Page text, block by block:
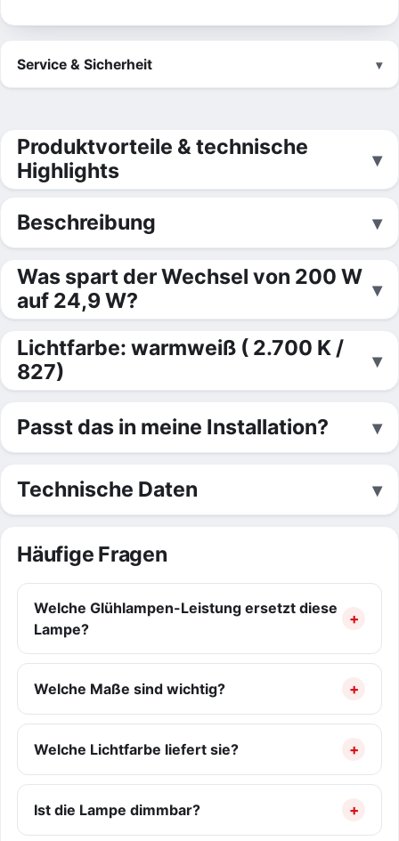
Service & Sicherheit
Produktvorteile & technische
Highlights
Beschreibung
Was spart der Wechsel von 200 W
auf 24,9 W?
Lichtfarbe: warmweiß ( 2.700 K /
827)
Passt das in meine Installation?
Technische Daten
Häufige Fragen
Welche Glühlampen-Leistung ersetzt diese
Lampe?
Welche Maße sind wichtig?
Welche Lichtfarbe liefert sie?
Ist die Lampe dimmbar?